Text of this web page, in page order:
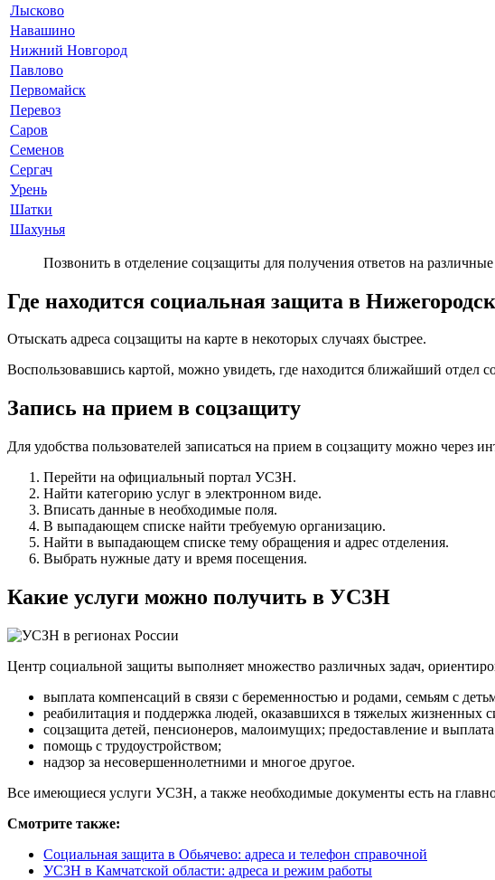
Лысково
Навашино
Нижний Новгород
Павлово
Первомайск
Перевоз
Саров
Семенов
Сергач
Урень
Шатки
Шахунья
Позвонить в отделение соцзащиты для получения ответов на
Где находится социальная защита в
Отыскать адреса соцзащиты на карте в некоторых случаях быстрее.
Воспользовавшись картой, можно увидеть, где находится ближайший
Запись на прием в соцзащиту
Для удобства пользователей записаться на прием в соцзащиту можно через
Перейти на официальный портал УСЗН.
Найти категорию услуг в электронном виде.
Вписать данные в необходимые поля.
В выпадающем списке найти требуемую организацию.
Найти в выпадающем списке тему обращения и адрес отделения.
Выбрать нужные дату и время посещения.
Какие услуги можно получить в УСЗН
Центр социальной защиты выполняет множество различных задач,
выплата компенсаций в связи с беременностью и родами, семьям с
реабилитация и поддержка людей, оказавшихся в тяжелых жизненных
соцзащита детей, пенсионеров, малоимущих; предоставление и
помощь с трудоустройством;
надзор за несовершеннолетними и многое другое.
Все имеющиеся услуги УСЗН, а также необходимые документы есть на
Смотрите также:
Социальная защита в Обьячево: адреса и телефон справочной
УСЗН в Камчатской области: адреса и режим работы